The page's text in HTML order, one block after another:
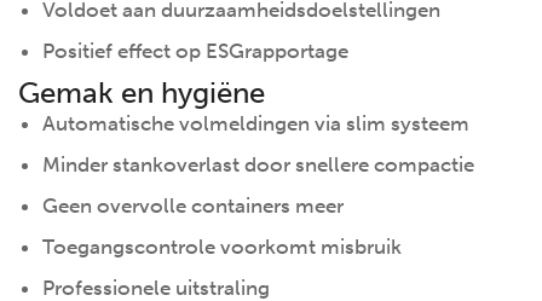
Voldoet aan duurzaamheidsdoelstellingen
Positief effect op ESGrapportage
Gemak en hygiëne
Automatische volmeldingen via slim systeem
Minder stankoverlast door snellere compactie
Geen overvolle containers meer
Toegangscontrole voorkomt misbruik
Professionele uitstraling